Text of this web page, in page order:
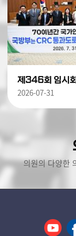
제346회 임시
2026-07-31
의원의 다양한